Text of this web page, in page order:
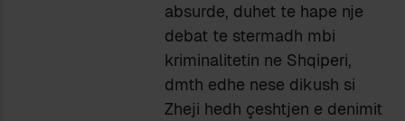
absurde, duhet te hape nje
debat te stermadh mbi
kriminalitetin ne Shqiperi,
dmth edhe nese dikush si
Zheji hedh çeshtjen e denimit